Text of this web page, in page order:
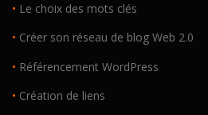
• Le choix des mots clés
• Créer son réseau de blog Web 2.0
• Référencement WordPress
• Création de liens